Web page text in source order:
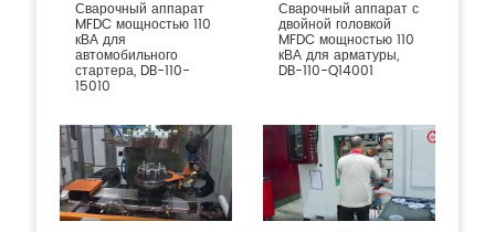
Сварочный аппарат
MFDC мощностью 110
кВА для
автомобильного
стартера, DB-110-
15010
Сварочный аппарат с
двойной головкой
MFDC мощностью 110
кВА для арматуры,
DB-110-Q14001